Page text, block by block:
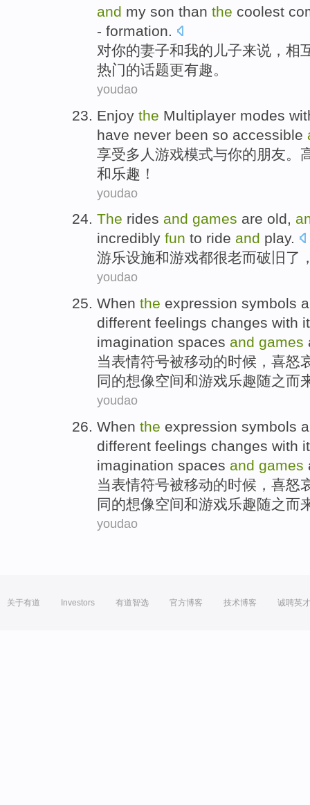
and my son than the coolest
- formation.
对你的妻子和我的 儿子来说， 相
热门的话题更有趣。
youdao
Enjoy the Multiplayer modes
have never been so accessible
享受多人游戏模式与你的朋友 。
和 乐趣！
youdao
The rides and games are old,
incredibly fun to ride and play.
游乐设施和游戏都很老而破旧了
youdao
When the expression symbols
different feelings changes with
imagination spaces and games
当表情符号被移动的时候，喜怒
同的想像空间和游戏乐趣随之而
youdao
When the expression symbols
different feelings changes with
imagination spaces and games
当表情符号被移动的时候，喜怒
同的想像空间和游戏乐趣随之而
youdao
关于有道 Investors 有道智选 官方博客 技术博客 诚聘英才